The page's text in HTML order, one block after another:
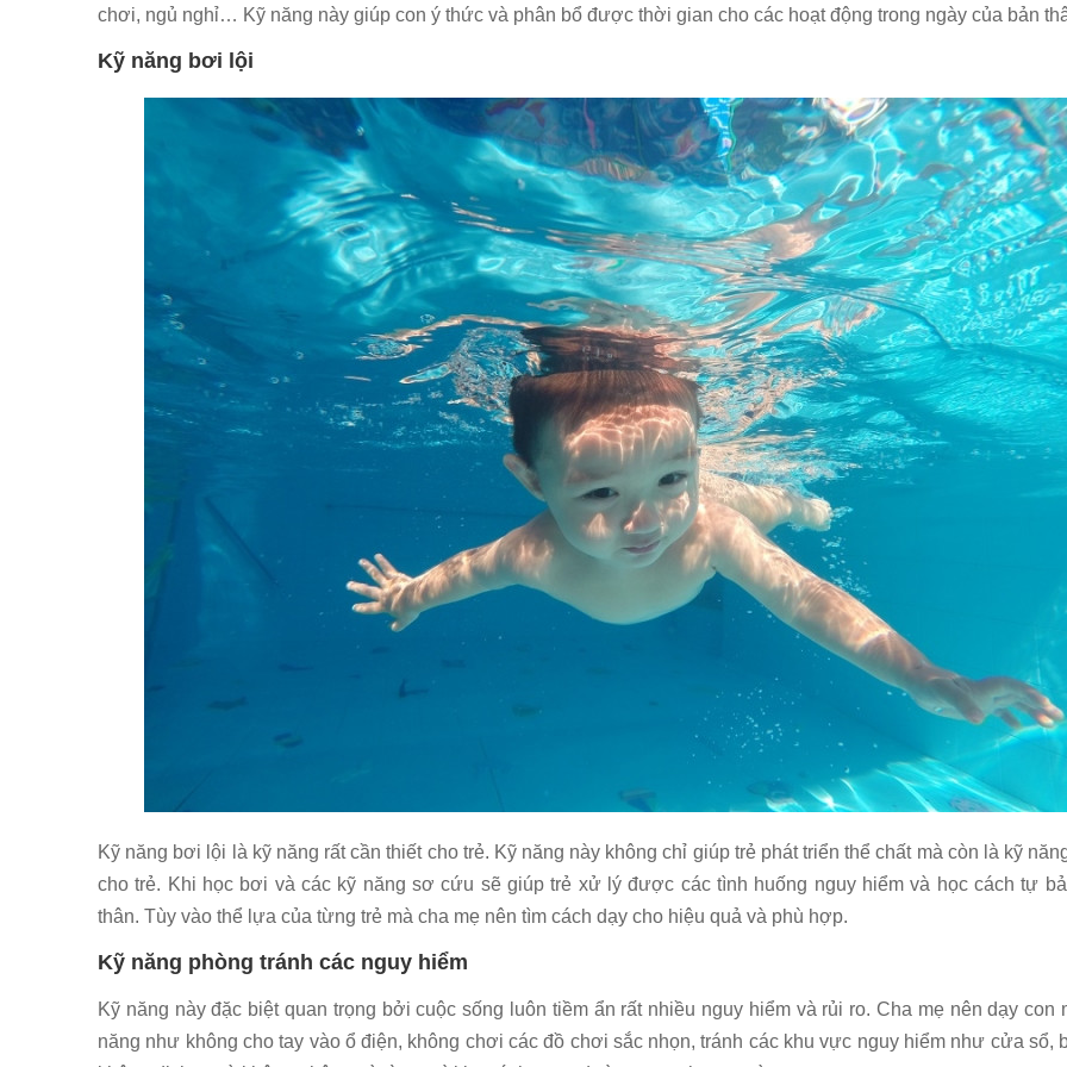
chơi, ngủ nghỉ… Kỹ năng này giúp con ý thức và phân bổ được thời gian cho các hoạt động trong ngày của bản
Kỹ năng bơi lội
Kỹ năng bơi lội là kỹ năng rất cần thiết cho trẻ. Kỹ năng này không chỉ giúp trẻ phát triển thể chất mà còn là kỹ
cho trẻ. Khi học bơi và các kỹ năng sơ cứu sẽ giúp trẻ xử lý được các tình huống nguy hiểm và học cách tự
thân. Tùy vào thể lựa của từng trẻ mà cha mẹ nên tìm cách dạy cho hiệu quả và phù hợp.
Kỹ năng phòng tránh các nguy hiểm
Kỹ năng này đặc biệt quan trọng bởi cuộc sống luôn tiềm ẩn rất nhiều nguy hiểm và rủi ro. Cha mẹ nên dạy con
năng như không cho tay vào ổ điện, không chơi các đồ chơi sắc nhọn, tránh các khu vực nguy hiểm như cửa sổ,